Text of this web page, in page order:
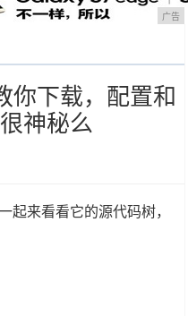
广告
你下载，配置和
神秘么
起来看看它的源代码树，